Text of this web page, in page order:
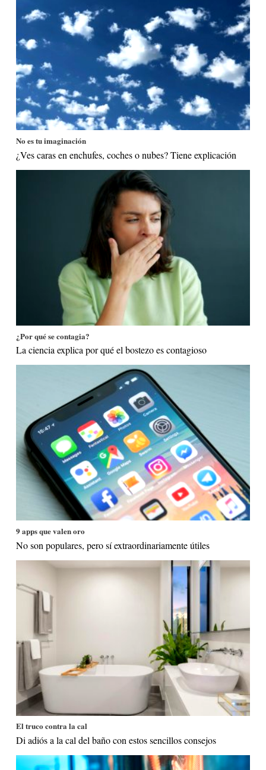
No es tu imaginación
¿Ves caras en enchufes, coches o nubes? Tiene explicación
¿Por qué se contagia?
La ciencia explica por qué el bostezo es contagioso
9 apps que valen oro
No son populares, pero sí extraordinariamente útiles
El truco contra la cal
Di adiós a la cal del baño con estos sencillos consejos